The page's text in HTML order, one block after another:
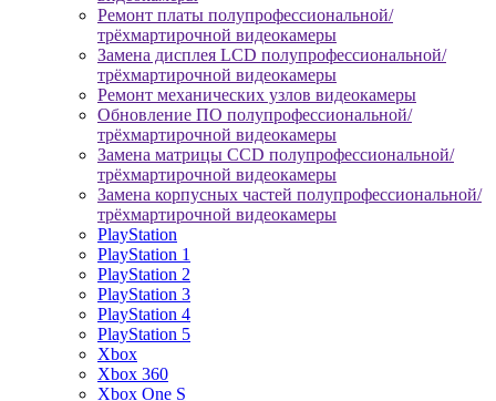
Ремонт платы полупрофессиональной/
трёхмартирочной видеокамеры
Замена дисплея LCD полупрофессиональной/
трёхмартирочной видеокамеры
Ремонт механических узлов видеокамеры
Обновление ПО полупрофессиональной/
трёхмартирочной видеокамеры
Замена матрицы CCD полупрофессиональной/
трёхмартирочной видеокамеры
Замена корпусных частей полупрофессиональной/
трёхмартирочной видеокамеры
PlayStation
PlayStation 1
PlayStation 2
PlayStation 3
PlayStation 4
PlayStation 5
Xbox
Xbox 360
Xbox One S